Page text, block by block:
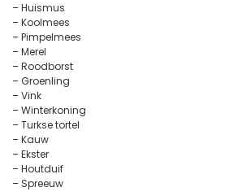
– Huismus
– Koolmees
– Pimpelmees
– Merel
– Roodborst
– Groenling
– Vink
– Winterkoning
– Turkse tortel
– Kauw
– Ekster
– Houtduif
– Spreeuw